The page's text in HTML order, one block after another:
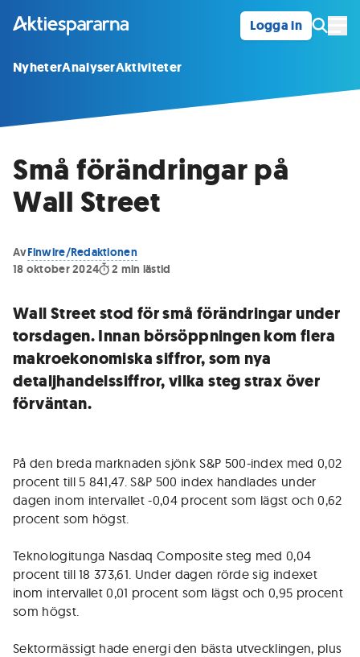
Logga in
NyheterAnalyserAktiviteter
Små förändringar på
Wall Street
AvFinwire/Redaktionen
18 oktober 2024
2 min lästid
Wall Street stod för små förändringar under
torsdagen. Innan börsöppningen kom flera
makroekonomiska siffror, som nya
detaljhandelssiffror, vilka steg strax över
förväntan.
På den breda marknaden sjönk S&P 500-index med 0,02
procent till 5 841,47. S&P 500 index handlades under
dagen inom intervallet -0,04 procent som lägst och 0,62
procent som högst.
Teknologitunga Nasdaq Composite steg med 0,04
procent till 18 373,61. Under dagen rörde sig indexet
inom intervallet 0,01 procent som lägst och 0,95 procent
som högst.
Sektormässigt hade energi den bästa utvecklingen, plus